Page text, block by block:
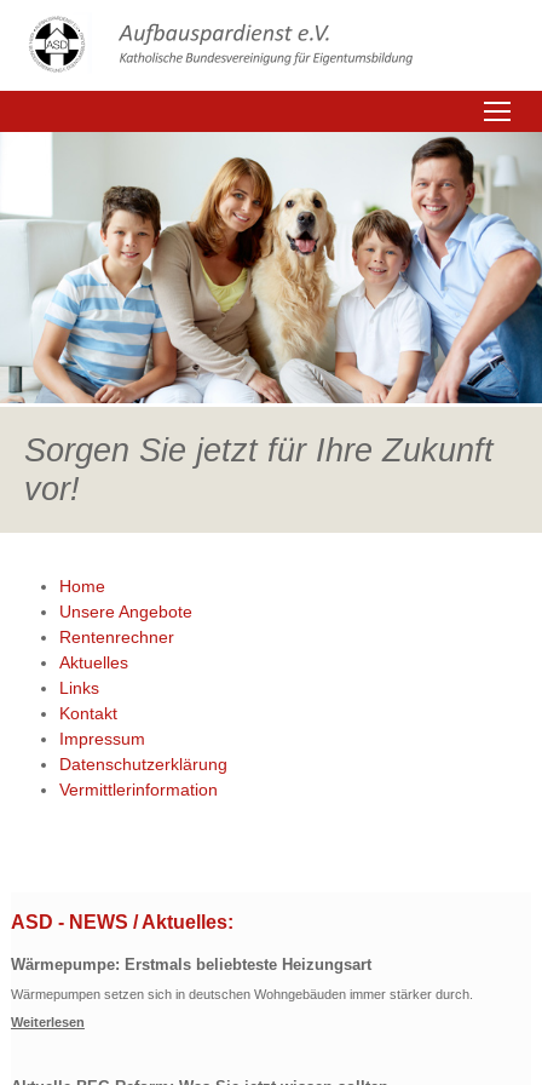
Sorgen Sie jetzt für Ihre Zukunft
vor!
Home
Unsere Angebote
Rentenrechner
Aktuelles
Links
Kontakt
Impressum
Datenschutzerklärung
Vermittlerinformation
ASD - NEWS / Aktuelles:
Wärmepumpe: Erstmals beliebteste Heizungsart
Wärmepumpen setzen sich in deutschen Wohngebäuden immer stärker durch.
Weiterlesen